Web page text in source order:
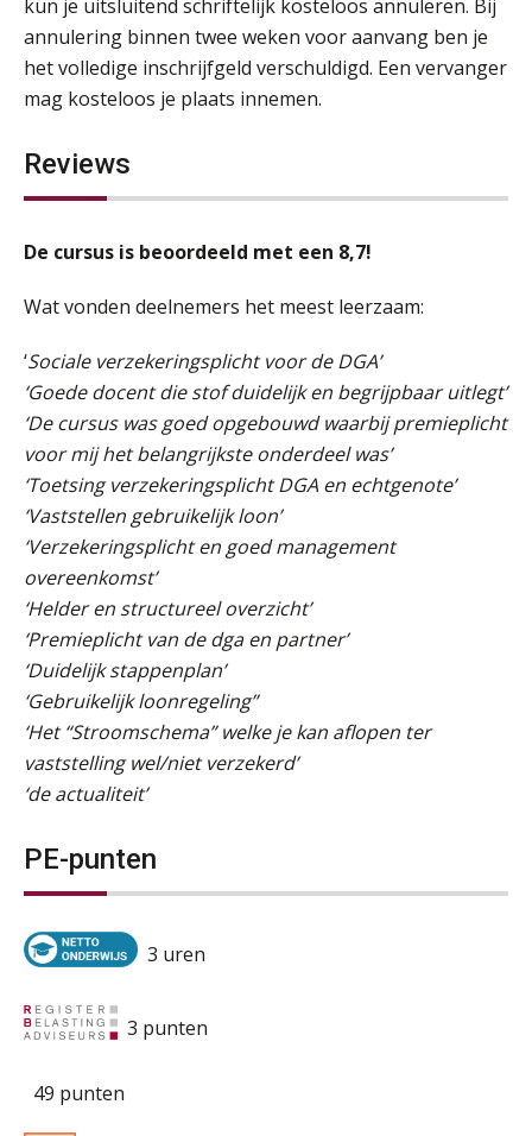
kun je uitsluitend schriftelijk kosteloos annuleren. Bij
annulering binnen twee weken voor aanvang ben je
het volledige inschrijfgeld verschuldigd. Een vervanger
mag kosteloos je plaats innemen.
Reviews
De cursus is beoordeeld met een 8,7!
Wat vonden deelnemers het meest leerzaam:
‘Sociale verzekeringsplicht voor de DGA’
‘Goede docent die stof duidelijk en begrijpbaar uitlegt’
‘De cursus was goed opgebouwd waarbij premieplicht
voor mij het belangrijkste onderdeel was’
‘Toetsing verzekeringsplicht DGA en echtgenote’
‘Vaststellen gebruikelijk loon’
‘Verzekeringsplicht en goed management
overeenkomst’
‘Helder en structureel overzicht’
‘Premieplicht van de dga en partner’
‘Duidelijk stappenplan’
‘Gebruikelijk loonregeling”
‘Het “Stroomschema” welke je kan aflopen ter
vaststelling wel/niet verzekerd’
‘de actualiteit’
PE-punten
3 uren
3 punten
49 punten